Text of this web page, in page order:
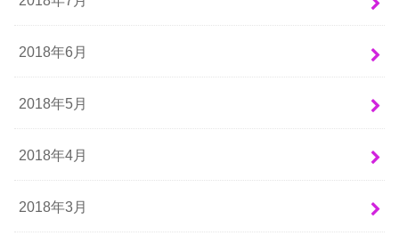
2018年6月
2018年5月
2018年4月
2018年3月